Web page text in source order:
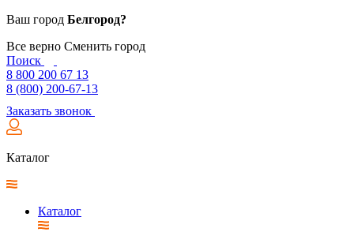
Ваш город Белгород?
Все верно Сменить город
Поиск
8 800 200 67 13
8 (800) 200-67-13
Заказать звонок
Каталог
Каталог